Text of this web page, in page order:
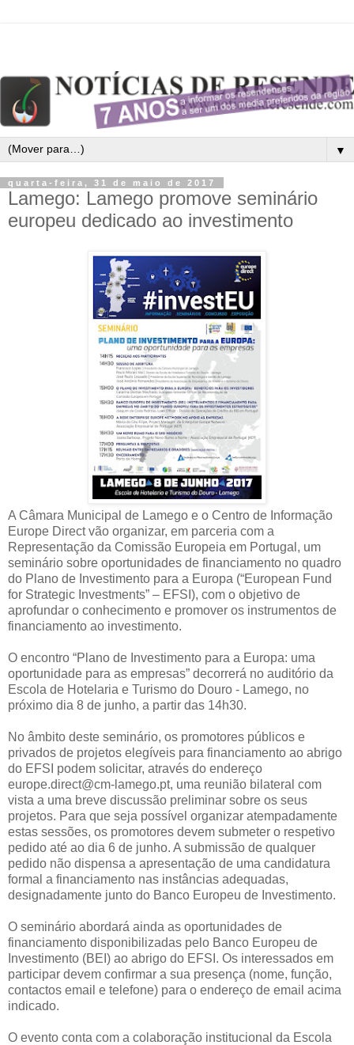
▼
quarta-feira, 31 de maio de 2017
Lamego: Lamego promove seminário
europeu dedicado ao investimento
A Câmara Municipal de Lamego e o Centro de Informação
Europe Direct vão organizar, em parceria com a
Representação da Comissão Europeia em Portugal, um
seminário sobre oportunidades de financiamento no quadro
do Plano de Investimento para a Europa (“European Fund
for Strategic Investments” – EFSI), com o objetivo de
aprofundar o conhecimento e promover os instrumentos de
financiamento ao investimento.
O encontro “Plano de Investimento para a Europa: uma
oportunidade para as empresas” decorrerá no auditório da
Escola de Hotelaria e Turismo do Douro - Lamego, no
próximo dia 8 de junho, a partir das 14h30.
No âmbito deste seminário, os promotores públicos e
privados de projetos elegíveis para financiamento ao abrigo
do EFSI podem solicitar, através do endereço
europe.direct@cm-lamego.pt, uma reunião bilateral com
vista a uma breve discussão preliminar sobre os seus
projetos. Para que seja possível organizar atempadamente
estas sessões, os promotores devem submeter o respetivo
pedido até ao dia 6 de junho. A submissão de qualquer
pedido não dispensa a apresentação de uma candidatura
formal a financiamento nas instâncias adequadas,
designadamente junto do Banco Europeu de Investimento.
O seminário abordará ainda as oportunidades de
financiamento disponibilizadas pelo Banco Europeu de
Investimento (BEI) ao abrigo do EFSI. Os interessados em
participar devem confirmar a sua presença (nome, função,
contactos email e telefone) para o endereço de email acima
indicado.
O evento conta com a colaboração institucional da Escola